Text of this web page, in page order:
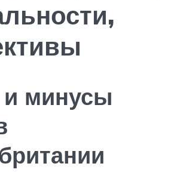
минусы